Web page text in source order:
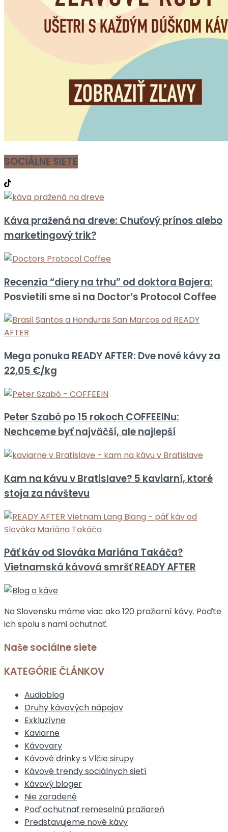
SOCIÁLNE SIETE
Káva pražená na dreve: Chuťový prínos alebo
marketingový trik?
Recenzia “diery na trhu” od doktora Bajera:
Posvietili sme si na Doctor’s Protocol Coffee
Mega ponuka READY AFTER: Dve nové kávy za
22,05 €/kg
Peter Szabó po 15 rokoch COFFEEINu:
Nechceme byť najväčší, ale najlepší
Kam na kávu v Bratislave? 5 kaviarní, ktoré
stoja za návštevu
Päť káv od Slováka Mariána Takáča?
Vietnamská kávová smršť READY AFTER
Na Slovensku máme viac ako 120 pražiarní kávy. Poďte
ich spolu s nami ochutnať.
Naše sociálne siete
KATEGÓRIE ČLÁNKOV
Audioblog
Druhy kávových nápojov
Exkluzívne
Kaviarne
Kávovary
Kávové drinky s Vlčie sirupy
Kávové trendy sociálnych sietí
Kávový bloger
Nie zaradené
Poď ochutnať remeselnú pražiareň
Predstavujeme nové kávy